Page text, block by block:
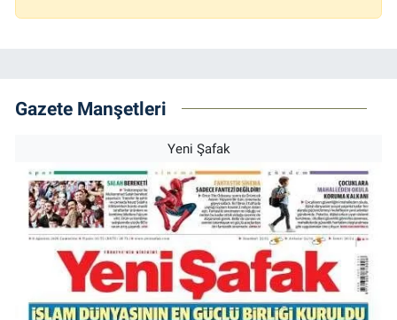
Gazete Manşetleri
Yeni Şafak